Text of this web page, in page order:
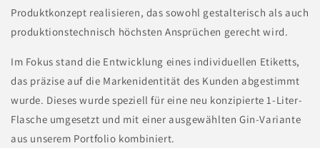
Produktkonzept realisieren, das sowohl gestalterisch als auch
produktionstechnisch höchsten Ansprüchen gerecht wird.
Im Fokus stand die Entwicklung eines individuellen Etiketts,
das präzise auf die Markenidentität des Kunden abgestimmt
wurde. Dieses wurde speziell für eine neu konzipierte 1-Liter-
Flasche umgesetzt und mit einer ausgewählten Gin-Variante
aus unserem Portfolio kombiniert.